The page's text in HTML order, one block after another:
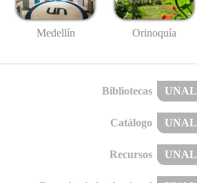
Medellín Orinoquía
Bibliotecas UNAL
Catálogo UNAL
Recursos UNAL